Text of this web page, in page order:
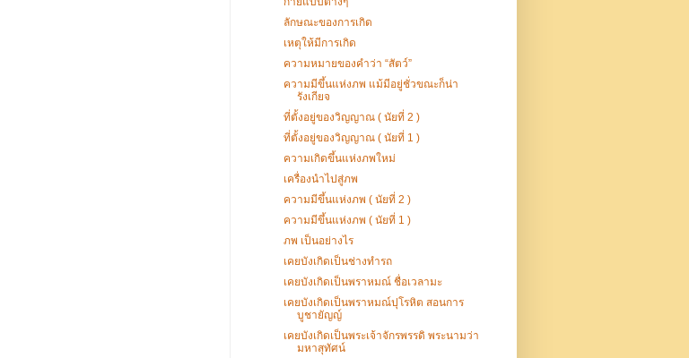
ลักษณะของการเกิด
เหตุให้มีการเกิด
ความหมายของคำว่า “สัตว์”
ความมีขึ้นแห่งภพ แม้มีอยู่ชั่วขณะก็น่า
รังเกียจ
ที่ตั้งอยู่ของวิญญาณ ( นัยที่ 2 )
ที่ตั้งอยู่ของวิญญาณ ( นัยที่ 1 )
ความเกิดขึ้นแห่งภพใหม่
เครื่องนำไปสู่ภพ
ความมีขึ้นแห่งภพ ( นัยที่ 2 )
ความมีขึ้นแห่งภพ ( นัยที่ 1 )
ภพ เป็นอย่างไร
เคยบังเกิดเป็นช่างทำรถ
เคยบังเกิดเป็นพราหมณ์ ชื่อเวลามะ
เคยบังเกิดเป็นพราหมณ์ปุโรหิต สอนการ
บูชายัญญ์
เคยบังเกิดเป็นพระเจ้าจักรพรรดิ พระนามว่า
มหาสุทัศน์